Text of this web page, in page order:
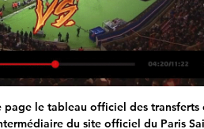
page le tableau officiel des transferts
du site officiel du Paris